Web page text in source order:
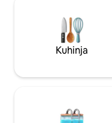
u ostalim podacima
napomenuti
Kuhinja